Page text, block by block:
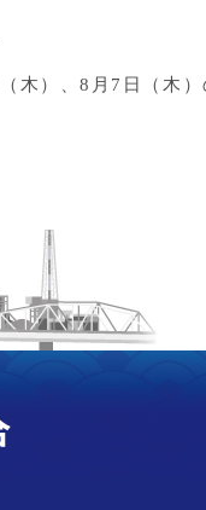
木）、8月7日（木）